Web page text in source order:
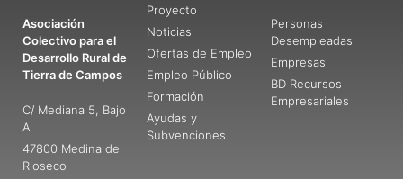
Asociación
Colectivo para el
Desarrollo Rural de
Tierra de Campos
C/ Mediana 5, Bajo
A
47800 Medina de
Rioseco
Proyecto
Noticias
Ofertas de Empleo
Empleo Público
Formación
Ayudas y
Subvenciones
Personas
Desempleadas
Empresas
BD Recursos
Empresariales